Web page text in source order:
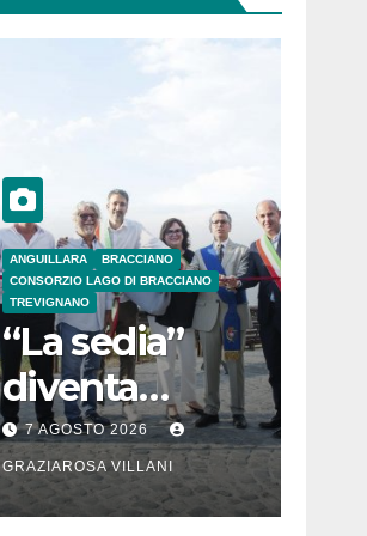
ANGUILLARA
BRACCIANO
CONSORZIO LAGO DI BRACCIANO
TREVIGNANO
“La sedia”
diventa
Belvedere sul
lago di
Bracciano: ieri
7 AGOSTO 2026
GRAZIAROSA VILLANI